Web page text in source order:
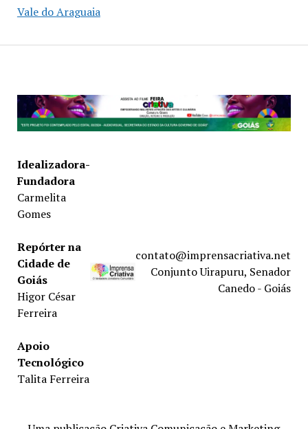
Vale do Araguaia
Idealizadora-
Fundadora
Carmelita
Gomes
Repórter na
Cidade de
Goiás
Higor César
Ferreira
Apoio
Tecnológico
Talita Ferreira
contato@imprensacriativa.net
Conjunto Uirapuru, Senador
Canedo - Goiás